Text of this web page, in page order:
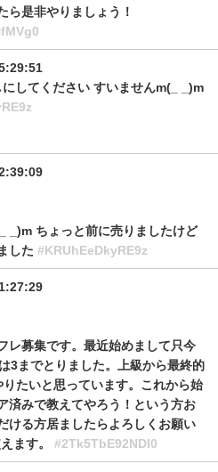
ら是非やりましょう！
にしてください すいませんm(_ _)m
_)m ちょっと前に売りましたけど
した #KRUhEeDkyRE9z
レ募集です。最近始めまして只今
3までとりました。上級から最終的
りたいと思っています。これから始
済みで教えてやろう！という方お
ける方居ましたらよろしくお願い
ます。 #2Tk5TbE92NDI0